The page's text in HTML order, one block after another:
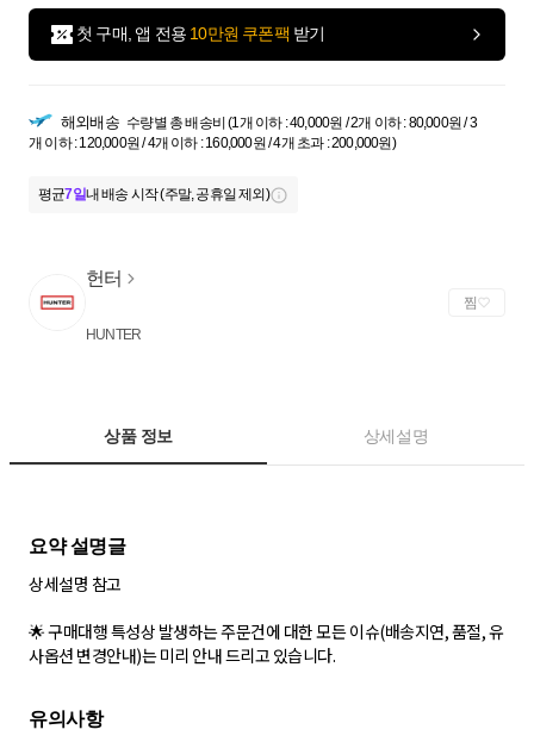
첫 구매, 앱 전용 10만원 쿠폰팩 받기
해외배송 수량별 총 배송비 (1개 이하 : 40,000원 / 2개 이하 : 80,000원 / 3
개 이하 : 120,000원 / 4개 이하 : 160,000원 / 4개 초과 : 200,000원)
평균7일내 배송 시작 (주말, 공휴일 제외)
헌터
HUNTER
찜
상품 정보 상세설명
요약 설명글
상세설명 참고
🌟 구매대행 특성상 발생하는 주문건에 대한 모든 이슈(배송지연, 품절, 유
사옵션 변경안내)는 미리 안내 드리고 있습니다.
유의사항